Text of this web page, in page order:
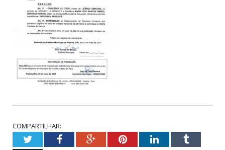
COMPARTILHAR:
TwitterFacebookGoogle+PinterestLinkedInTumblr